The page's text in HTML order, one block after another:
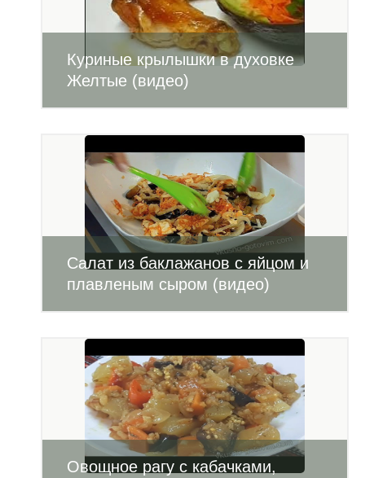
Куриные крылышки в духовке
Желтые (видео)
Салат из баклажанов с яйцом и
плавленым сыром (видео)
Овощное рагу с кабачками,